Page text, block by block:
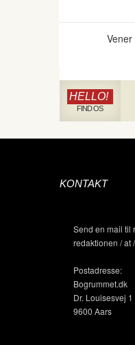
HELLO!
FIND OS
KONTAKT
Send en mail til
redaktionen / at
Postadresse:
Bogrummet.dk
Dr. Louisesvej 1
9600 Aars